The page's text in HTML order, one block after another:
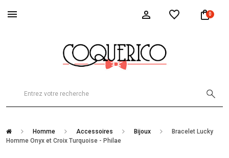
0
Homme Accessoires Bijoux
Bracelet Lucky
Homme Onyx et Croix Turquoise - Philae